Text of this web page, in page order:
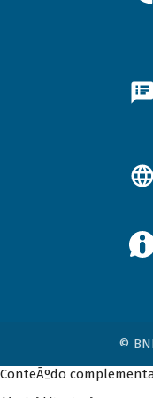
©
ConteÃºdo